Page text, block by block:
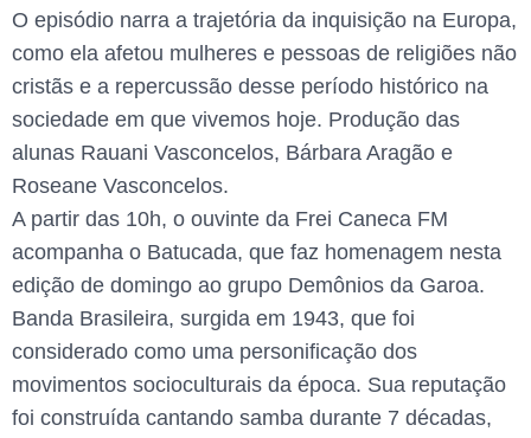
O episódio narra a trajetória da inquisição na Europa,
como ela afetou mulheres e pessoas de religiões não
cristãs e a repercussão desse período histórico na
sociedade em que vivemos hoje. Produção das
alunas Rauani Vasconcelos, Bárbara Aragão e
Roseane Vasconcelos.
A partir das 10h, o ouvinte da Frei Caneca FM
acompanha o Batucada, que faz homenagem nesta
edição de domingo ao grupo Demônios da Garoa.
Banda Brasileira, surgida em 1943, que foi
considerado como uma personificação dos
movimentos socioculturais da época. Sua reputação
foi construída cantando samba durante 7 décadas,